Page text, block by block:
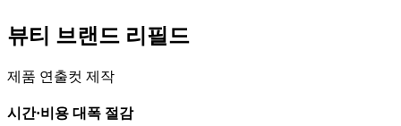
뷰티 브랜드 리필드
제품 연출컷 제작
시간·비용 대폭 절감